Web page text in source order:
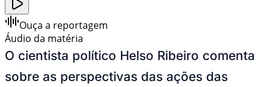
Ouça a reportagem
Áudio da matéria
O cientista político Helso Ribeiro comenta
sobre as perspectivas das ações das